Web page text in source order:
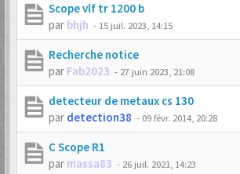
Scope vlf tr 1200 b
par bhjh - 15 juil. 2023, 14:15
Recherche notice
par Fab2023 - 27 juin 2023, 21:08
detecteur de metaux cs 130
par detection38 - 09 févr. 2014, 20:28
C Scope R1
par massa83 - 26 juil. 2021, 14:23